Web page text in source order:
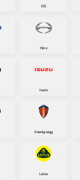
DS
Hino
Isuzu
Koenigsegg
Lotus